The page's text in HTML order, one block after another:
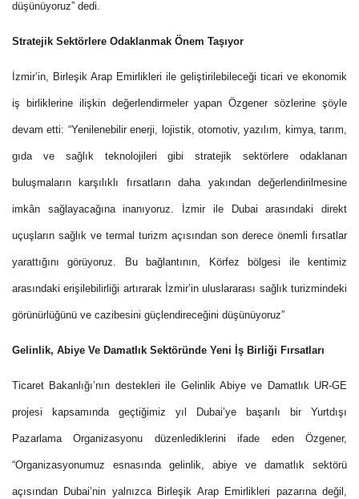
düşünüyoruz” dedi.
Stratejik Sektörlere Odaklanmak Önem Taşıyor
İzmir’in, Birleşik Arap Emirlikleri ile geliştirilebileceği ticari ve ekonomik
iş birliklerine ilişkin değerlendirmeler yapan Özgener sözlerine şöyle
devam etti: “Yenilenebilir enerji, lojistik, otomotiv, yazılım, kimya, tarım,
gıda ve sağlık teknolojileri gibi stratejik sektörlere odaklanan
buluşmaların karşılıklı fırsatların daha yakından değerlendirilmesine
imkân sağlayacağına inanıyoruz. İzmir ile Dubai arasındaki direkt
uçuşların sağlık ve termal turizm açısından son derece önemli fırsatlar
yarattığını görüyoruz. Bu bağlantının, Körfez bölgesi ile kentimiz
arasındaki erişilebilirliği artırarak İzmir’in uluslararası sağlık turizmindeki
görünürlüğünü ve cazibesini güçlendireceğini düşünüyoruz”
Gelinlik, Abiye Ve Damatlık Sektöründe Yeni İş Birliği Fırsatları
Ticaret Bakanlığı’nın destekleri ile Gelinlik Abiye ve Damatlık UR-GE
projesi kapsamında geçtiğimiz yıl Dubai’ye başarılı bir Yurtdışı
Pazarlama Organizasyonu düzenlediklerini ifade eden Özgener,
“Organizasyonumuz esnasında gelinlik, abiye ve damatlık sektörü
açısından Dubai’nin yalnızca Birleşik Arap Emirlikleri pazarına değil,